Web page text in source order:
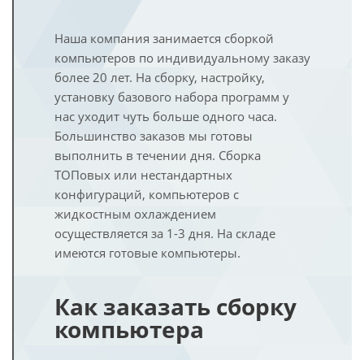
Наша компания занимается сборкой
компьютеров по индивидуальному заказу
более 20 лет. На сборку, настройку,
установку базового набора программ у
нас уходит чуть больше одного часа.
Большинство заказов мы готовы
выполнить в течении дня. Сборка
ТОПовых или нестандартных
конфигураций, компьютеров с
жидкостным охлаждением
осуществляется за 1-3 дня. На складе
имеются готовые компьютеры.
Как заказать сборку
компьютера